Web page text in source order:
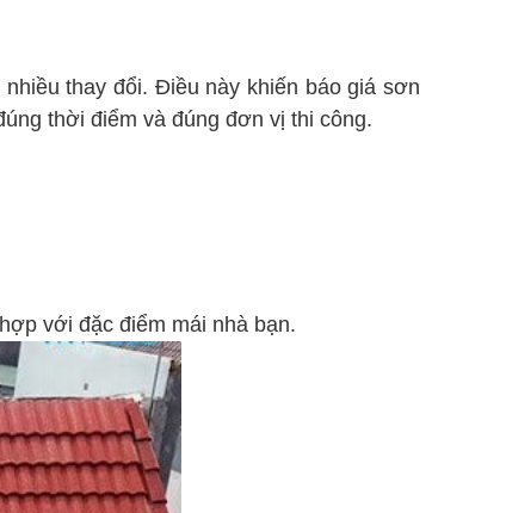
thay đổi. Điều này khiến báo giá sơn
thời điểm và đúng đơn vị thi công.
với đặc điểm mái nhà bạn.